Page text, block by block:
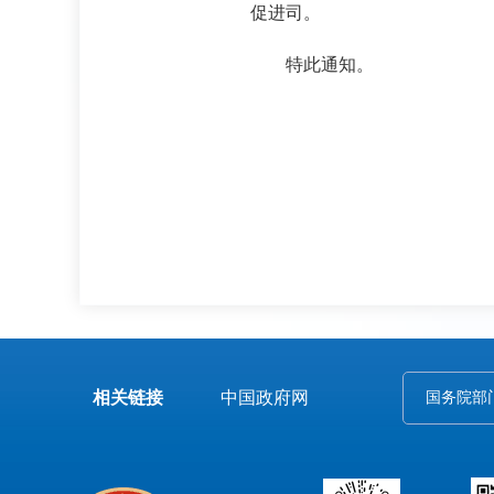
促进司。
特此通知。
相关链接 中国政府网 国务院部